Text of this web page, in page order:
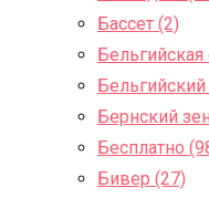
Бассет (2)
Бернский
Бесплатно
Бивер (27)